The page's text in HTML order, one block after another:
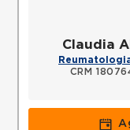
Claudia
CRM